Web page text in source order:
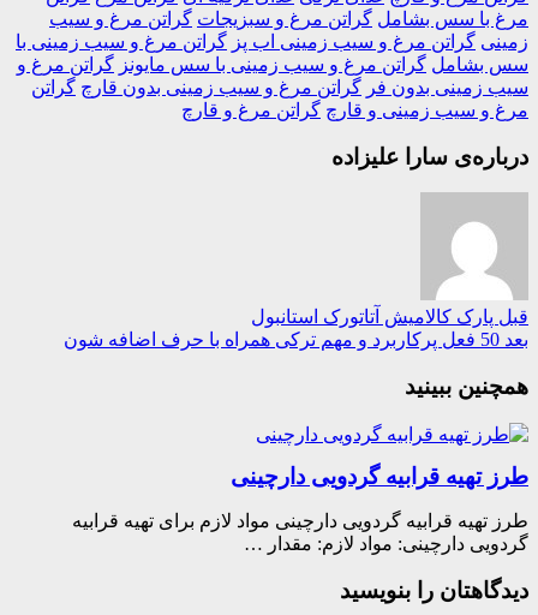
با سس بشامل گراتن مرغ و سبزیجات گراتن مرغ و سیب
گراتن مرغ و سیب زمینی اب پز
گراتن مرغ و سیب زمینی با
گراتن مرغ و سیب زمینی با سس مایونز گراتن مرغ و
زمینی بدون فر گراتن مرغ و سیب زمینی بدون قارچ گراتن
و سیب زمینی و قارچ گراتن مرغ و قارچ
سارا علیزاده
پارک کالامیش آتاتورک استانبول
ببینید
تهیه قرابیه گردویی دارچینی
قرابیه گردویی دارچینی مواد لازم برای تهیه قرابیه
دارچینی: مواد لازم: مقدار …
را بنویسید